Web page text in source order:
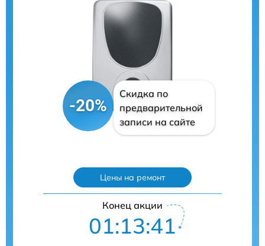
-20%
Скидка по
предварительной
записи на сайте
Цены на ремонт
Конец акции
01:13:40